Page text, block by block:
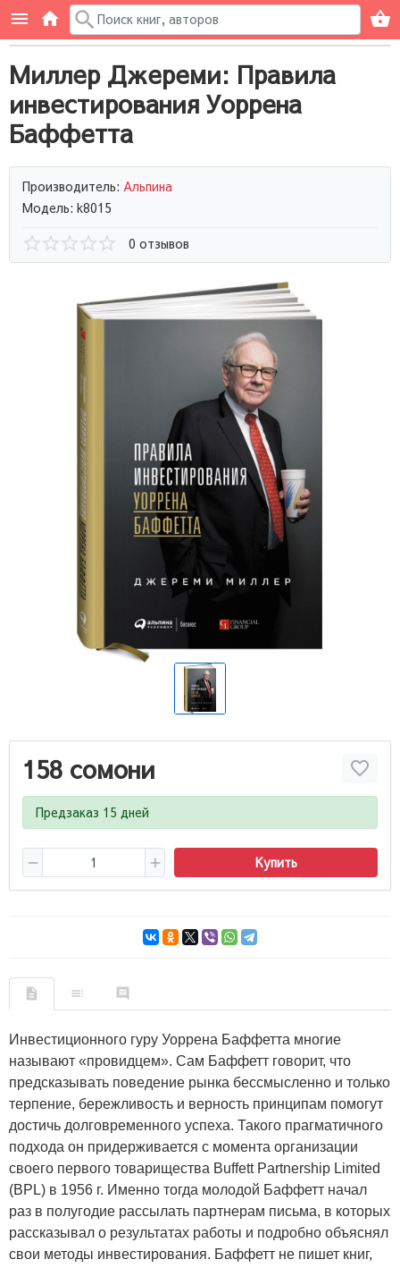
Миллер Джереми: Правила
инвестирования Уоррена
Баффетта
Производитель: Альпина
Модель: k8015
0 отзывов
158 сомони
Предзаказ 15 дней
Купить
Инвестиционного гуру Уоррена Баффетта многие
называют «провидцем». Сам Баффетт говорит, что
предсказывать поведение рынка бессмысленно и только
терпение, бережливость и верность принципам помогут
достичь долговременного успеха. Такого прагматичного
подхода он придерживается с момента организации
своего первого товарищества Buffett Partnership Limited
(BPL) в 1956 г. Именно тогда молодой Баффетт начал
раз в полугодие рассылать партнерам письма, в которых
рассказывал о результатах работы и подробно объяснял
свои методы инвестирования. Баффетт не пишет книг,